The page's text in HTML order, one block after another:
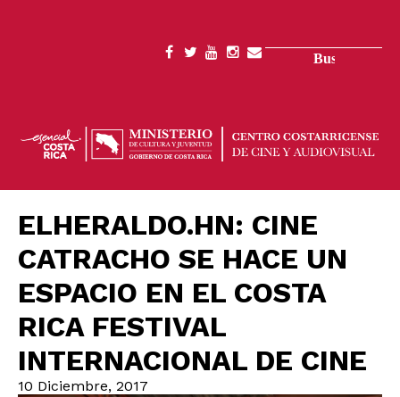
SOCIAL
ELHERALDO.HN: CINE
CATRACHO SE HACE UN
ESPACIO EN EL COSTA
RICA FESTIVAL
INTERNACIONAL DE CINE
10 Diciembre, 2017